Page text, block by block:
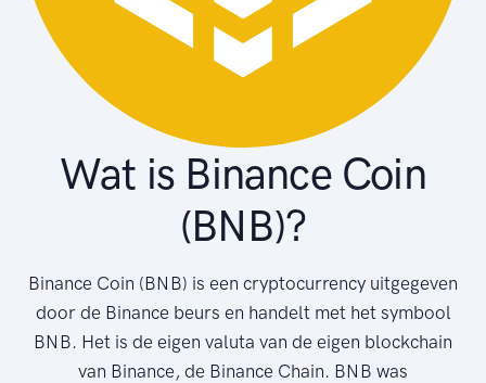
Wat is Binance Coin
(BNB)?
Binance Coin (BNB) is een cryptocurrency uitgegeven
door de Binance beurs en handelt met het symbool
BNB. Het is de eigen valuta van de eigen blockchain
van Binance, de Binance Chain. BNB was